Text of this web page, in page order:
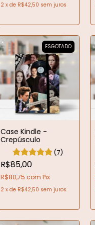
2 x de R$42,50 sem juros
ESGOTADO
Case Kindle -
Crepúsculo
(7)
R$85,00
R$80,75 com Pix
2 x de R$42,50 sem juros